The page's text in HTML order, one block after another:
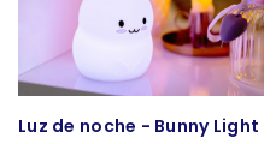
Luz de noche - Bunny Light